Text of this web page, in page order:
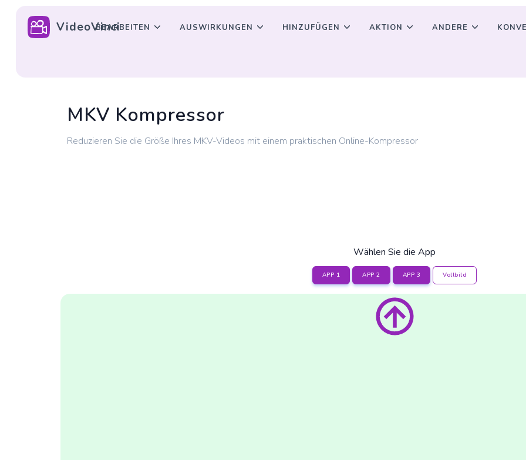
VideoVinciBEARBEITEN AUSWIRKUNGEN HINZUFÜGEN AKTION ANDERE
MKV Kompressor
Reduzieren Sie die Größe Ihres MKV-Videos mit einem praktischen Online-Kompressor
Wählen Sie die App
APP 1 APP 2 APP 3 Vollbild